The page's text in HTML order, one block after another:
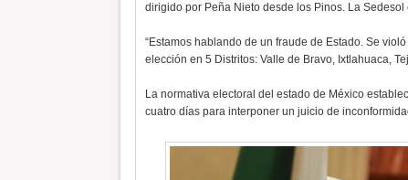
dirigido por Peña Nieto desde los Pinos. La
“Estamos hablando de un fraude de Estado. Se
elección en 5 Distritos: Valle de Bravo, Ixtlahuaca,
La normativa electoral del estado de México
cuatro días para interponer un juicio de